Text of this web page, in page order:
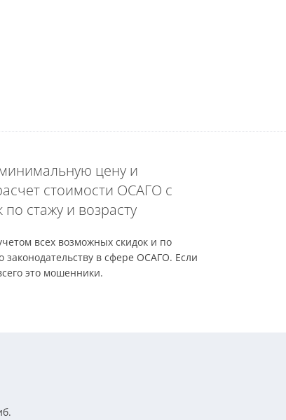
цену и
стоимости ОСАГО с
стажу и возрасту
всех возможных скидок и по
в сфере ОСАГО. Если
это мошенники.